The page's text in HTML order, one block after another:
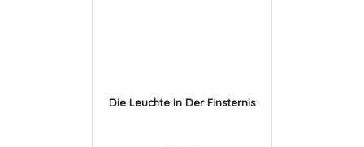
Die Leuchte In Der Finsternis